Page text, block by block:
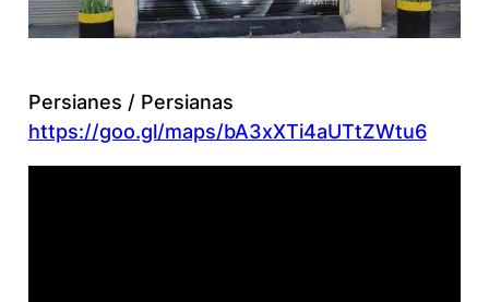
Persianes / Persianas
https://goo.gl/maps/bA3xXTi4aUTtZWtu6